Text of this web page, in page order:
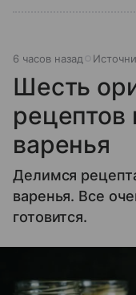
6 часов назад
Шесть
рецептов
варенья
Делимся
варенья. Все
готовится.